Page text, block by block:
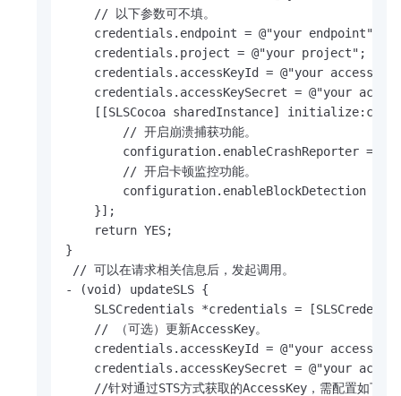
    // 以下参数可不填。
    credentials.endpoint = @"your endpoint";
    credentials.project = @"your project";
credentials.accessKeyId = @"your access
credentials.accessKeySecret = @"your
[[SLSCocoa sharedInstance]
        // 开启崩溃捕获功能。
configuration.enableCrashReporter =
        // 开启卡顿监控功能。
configuration.enableBlockDetection =
    }];
    return YES;
}
// 可以在请求相关信息后，发起调用。
- (void) updateSLS {
SLSCredentials *credentials =
    // （可选）更新AccessKey。
credentials.accessKeyId = @"your access
credentials.accessKeySecret = @"your
//针对通过STS方式获取的AccessKey，需配置如下内